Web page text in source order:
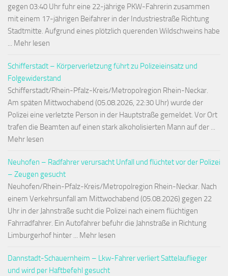
gegen 03:40 Uhr fuhr eine 22-jährige PKW-Fahrerin zusammen
mit einem 17-jährigen Beifahrer in der Industriestraße Richtung
Stadtmitte. Aufgrund eines plötzlich querenden Wildschweins habe
... Mehr lesen
Schifferstadt – Körperverletzung führt zu Polizeieinsatz und
Folgewiderstand
Schifferstadt/Rhein-Pfalz-Kreis/Metropolregion Rhein-Neckar.
Am späten Mittwochabend (05.08.2026, 22:30 Uhr) wurde der
Polizei eine verletzte Person in der Hauptstraße gemeldet. Vor Ort
trafen die Beamten auf einen stark alkoholisierten Mann auf der ...
Mehr lesen
Neuhofen – Radfahrer verursacht Unfall und flüchtet vor der Polizei
– Zeugen gesucht
Neuhofen/Rhein-Pfalz-Kreis/Metropolregion Rhein-Neckar. Nach
einem Verkehrsunfall am Mittwochabend (05.08.2026) gegen 22
Uhr in der Jahnstraße sucht die Polizei nach einem flüchtigen
Fahrradfahrer. Ein Autofahrer befuhr die Jahnstraße in Richtung
Limburgerhof hinter ... Mehr lesen
Dannstadt-Schauernheim – Lkw-Fahrer verliert Sattelauflieger
und wird per Haftbefehl gesucht